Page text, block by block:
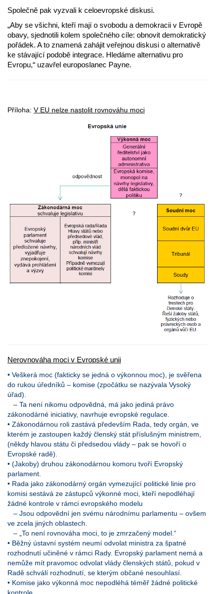
Společně pak vyzvali k celoevropské diskusi.
„Aby se všichni, kteří mají o svobodu a demokracii v Evropě
obavy, sjednotili kolem společného cíle: obnovit demokratický
pořádek. A to znamená zahájit veřejnou diskusi o alternativě
ke stávající podobě integrace. Hledáme alternativu pro
Evropu,“ uzavřel europoslanec Payne.
Příloha: V EU nelze nastolit rovnováhu moci
Nerovnováha moci v Evropské unii
• Veškerá moc (fakticky se jedná o výkonnou moc), je svěřena
do rukou úředníků – komise (zpočátku se nazývala Vysoký
úřad).
– Ta není nikomu odpovědná, má jako jediná právo
zákonodárné iniciativy, navrhuje evropské regulace.
• Zákonodárnou roli zastává především Rada, tedy orgán, ve
kterém je zastoupen každý členský stát příslušným ministrem,
(někdy hlavou státu či předsedou vlády – pak se hovoří o
Evropské radě).
• (Jakoby) druhou zákonodárnou komoru tvoří Evropský
parlament.
• Rada jako zákonodárný orgán vymezující politické linie pro
komisi sestává ze zástupců výkonné moci, kteří nepodléhají
žádné kontrole v rámci evropského modelu
– Jsou odpovědní jen svému národnímu parlamentu – ovšem
ve zcela jiných oblastech.
– „To není rovnováha moci, to je zmrzačený model.“
• Běžný ústavní systém neumí odvolat ministra za špatné
rozhodnutí učiněné v rámci Rady. Evropský parlament nemá a
nemůže mít pravomoc odvolat vlády členských států, pokud v
Radě schválí rozhodnutí, se kterým občané nesouhlasí.
• Komise jako výkonná moc nepodléhá téměř žádné politické